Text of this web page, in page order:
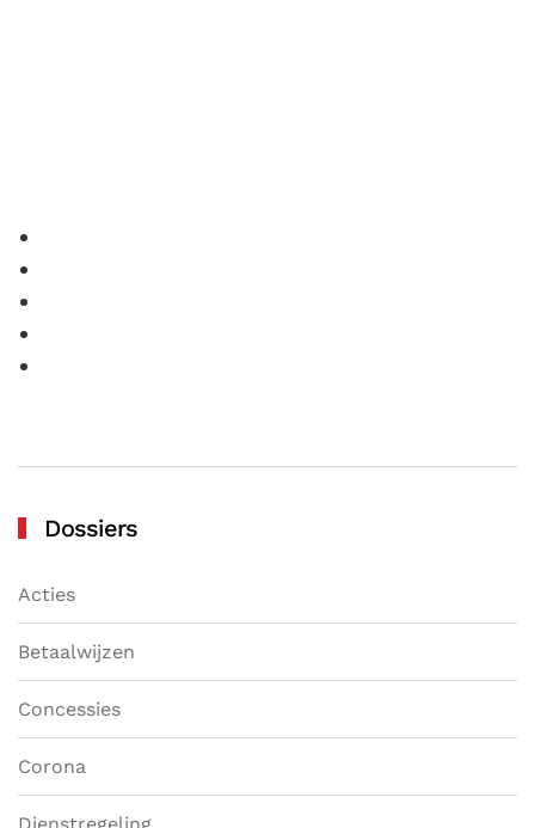
Dossiers
Acties
Betaalwijzen
Concessies
Corona